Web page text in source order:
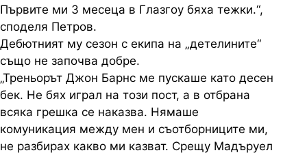
Първите ми 3 месеца в Глазгоу бяха тежки.“,
споделя Петров.
Дебютният му сезон с екипа на „детелините“
също не започва добре.
„Треньорът Джон Барнс ме пускаше като десен
бек. Не бях играл на този пост, а в отбрана
всяка грешка се наказва. Нямаше
комуникация между мен и съотборниците ми,
не разбирах какво ми казват. Срещу Мадъруел